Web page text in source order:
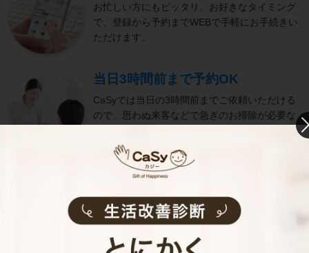
お忙しい方にもピッタリ。お好きなタイミング
で、登録から予約までWEBで手軽にお手続きい
ただけます。
当日3時間前まで予約OK
CaSyでは当日の3時間前までご依頼いただける
ので、思わぬ来客などで急ぎのお掃除が必要な
きめ細やかなサービス
ービスを実施。お客様のご要望に沿ったきめ細
やかなサービスで、健やかな生活をサポートし
ます。